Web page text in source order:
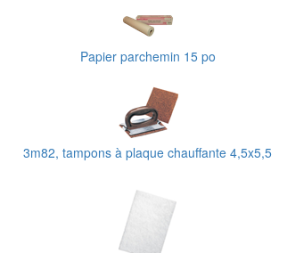
Papier parchemin 15 po
3m82, tampons à plaque chauffante 4,5x5,5